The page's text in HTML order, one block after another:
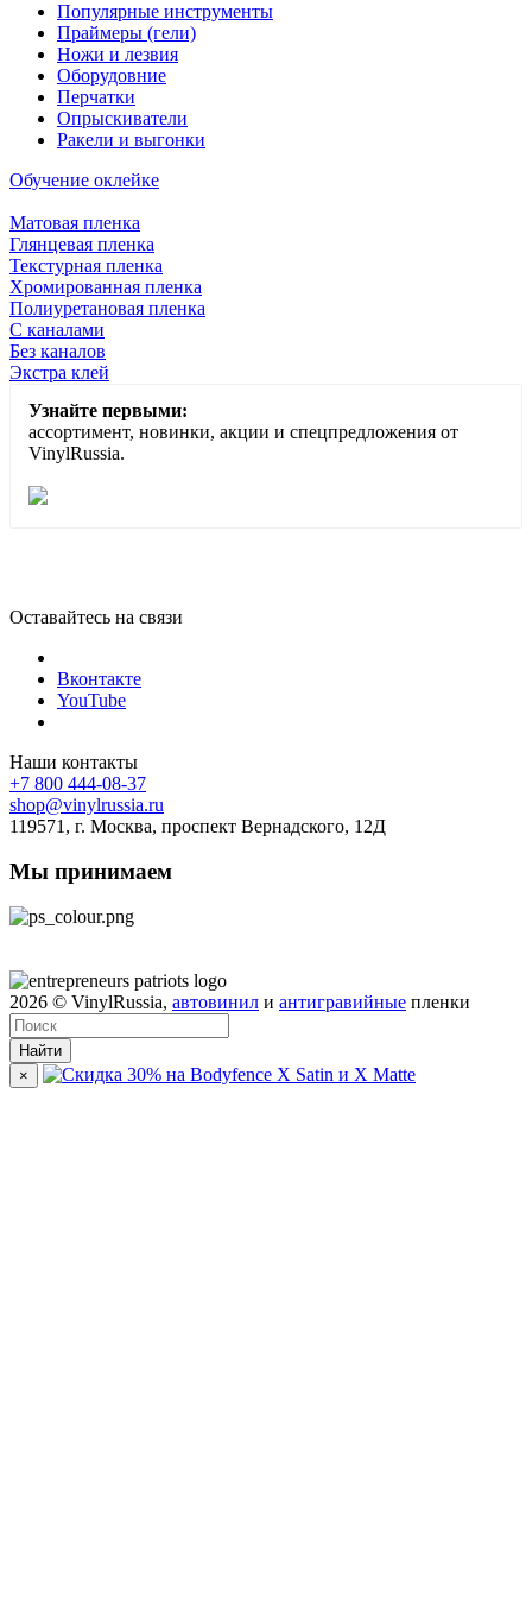
Популярные инструменты
Праймеры (гели)
Ножи и лезвия
Оборудовние
Перчатки
Опрыскиватели
Ракели и выгонки
Обучение оклейке
Матовая пленка
Глянцевая пленка
Текстурная пленка
Хромированная пленка
Полиуретановая пленка
С каналами
Без каналов
Экстра клей
Узнайте первыми:
ассортимент, новинки, акции и спецпредложения от
VinylRussia.
Оставайтесь на связи
Вконтакте
YouTube
Наши контакты
+7 800 444-08-37
shop@vinylrussia.ru
119571, г. Москва, проспект Вернадского, 12Д
Мы принимаем
2026 © VinylRussia, автовинил и антигравийные пленки
Найти
×